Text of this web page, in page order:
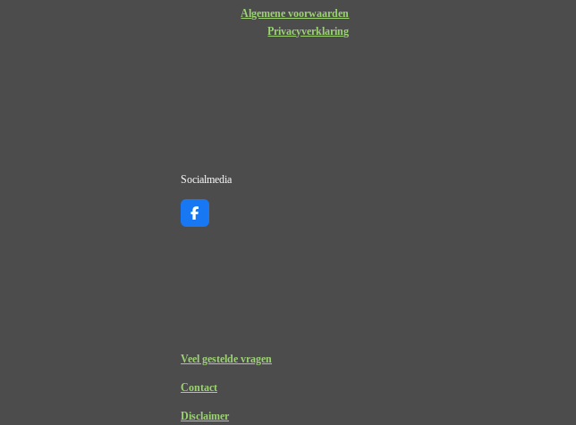
Algemene voorwaarden
Privacyverklaring
Socialmedia
F
a
Veel gestelde vragen
Contact
Disclaimer